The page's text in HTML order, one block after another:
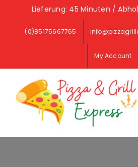
content
Lieferung: 45 Minuten /
(0)85175667765
My Account